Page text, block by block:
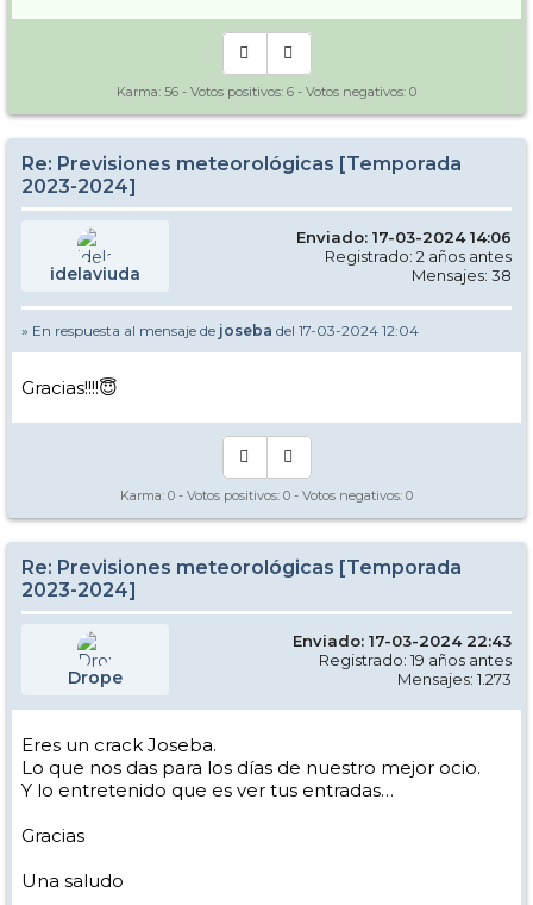
Karma: 56 - Votos positivos: 6 - Votos negativos: 0
Re: Previsiones meteorológicas [Temporada
2023-2024]
idelaviuda
Enviado: 17-03-2024 14:06
Registrado: 2 años antes
Mensajes: 38
» En respuesta al mensaje de joseba del 17-03-2024 12:04
Gracias!!!!😇
Karma: 0 - Votos positivos: 0 - Votos negativos: 0
Re: Previsiones meteorológicas [Temporada
2023-2024]
Drope
Enviado: 17-03-2024 22:43
Registrado: 19 años antes
Mensajes: 1.273
Eres un crack Joseba.
Lo que nos das para los días de nuestro mejor ocio.
Y lo entretenido que es ver tus entradas…
Gracias
Una saludo